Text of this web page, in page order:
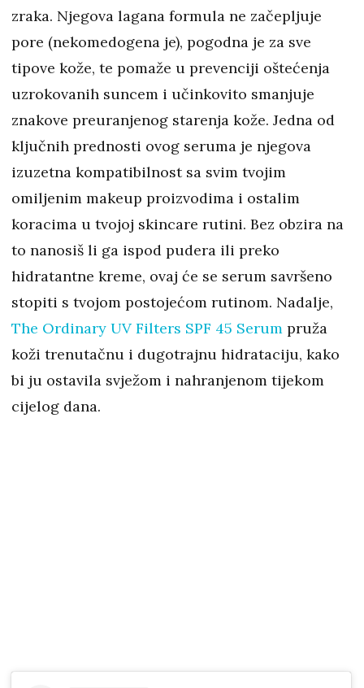
zraka. Njegova lagana formula ne začepljuje
pore (nekomedogena je), pogodna je za sve
tipove kože, te pomaže u prevenciji oštećenja
uzrokovanih suncem i učinkovito smanjuje
znakove preuranjenog starenja kože. Jedna od
ključnih prednosti ovog seruma je njegova
izuzetna kompatibilnost sa svim tvojim
omiljenim makeup proizvodima i ostalim
koracima u tvojoj skincare rutini. Bez obzira na
to nanosiš li ga ispod pudera ili preko
hidratantne kreme, ovaj će se serum savršeno
stopiti s tvojom postojećom rutinom. Nadalje,
The Ordinary UV Filters SPF 45 Serum pruža
koži trenutačnu i dugotrajnu hidrataciju, kako
bi ju ostavila svježom i nahranjenom tijekom
cijelog dana.